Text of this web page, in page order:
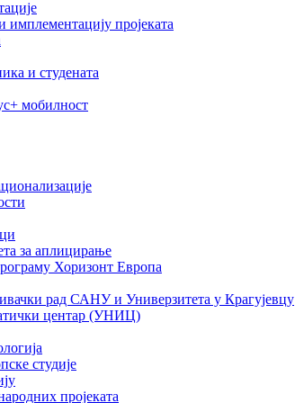
имплементацију пројеката
и студената
мобилност
за аплицирање
Хоризонт Европа
рад САНУ и Универзитета у Крагујевцу
центар (УНИЦ)
студије
пројеката